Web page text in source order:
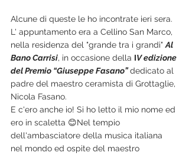
Alcune di queste le ho incontrate ieri sera.
L' appuntamento era a Cellino San Marco,
nella residenza del "grande tra i grandi" Al
Bano Carrisi, in occasione della IV edizione
del Premio “Giuseppe Fasano” dedicato al
padre del maestro ceramista di Grottaglie,
Nicola Fasano.
E c'ero anche io! Si ho letto il mio nome ed
ero in scaletta 😊Nel tempio
dell'ambasciatore della musica italiana
nel mondo ed ospite del maestro